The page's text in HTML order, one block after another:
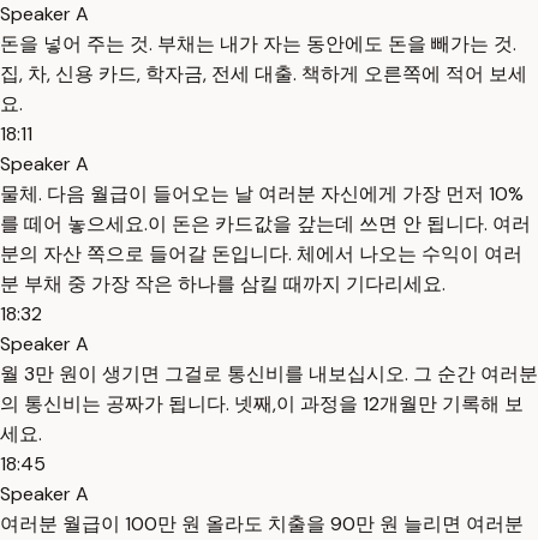
Speaker A
돈을 넣어 주는 것. 부채는 내가 자는 동안에도 돈을 빼가는 것.
집, 차, 신용 카드, 학자금, 전세 대출. 책하게 오른쪽에 적어 보세
요.
18:11
Speaker A
물체. 다음 월급이 들어오는 날 여러분 자신에게 가장 먼저 10%
를 떼어 놓으세요.이 돈은 카드값을 갚는데 쓰면 안 됩니다. 여러
분의 자산 쪽으로 들어갈 돈입니다. 체에서 나오는 수익이 여러
분 부채 중 가장 작은 하나를 삼킬 때까지 기다리세요.
18:32
Speaker A
월 3만 원이 생기면 그걸로 통신비를 내보십시오. 그 순간 여러분
의 통신비는 공짜가 됩니다. 넷째,이 과정을 12개월만 기록해 보
세요.
18:45
Speaker A
여러분 월급이 100만 원 올라도 치출을 90만 원 늘리면 여러분